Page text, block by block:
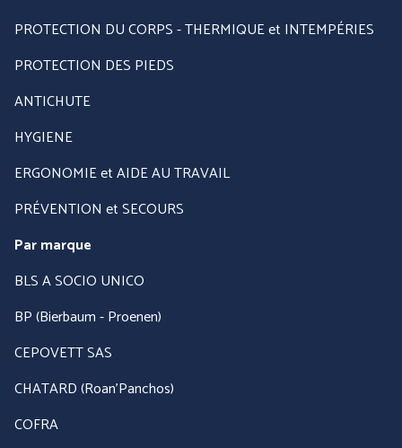
ERGONOMIE et AIDE AU
TRAVAIL
Par marque :
PROTECTION DU CORPS - THERMIQUE et INTEMPÉRIES
PROTECTION DES PIEDS
ANTICHUTE
HYGIENE
ERGONOMIE et AIDE AU TRAVAIL
PRÉVENTION et SECOURS
Par marque
BLS A SOCIO UNICO
BP (Bierbaum - Proenen)
CEPOVETT SAS
CHATARD (Roan'Panchos)
COFRA